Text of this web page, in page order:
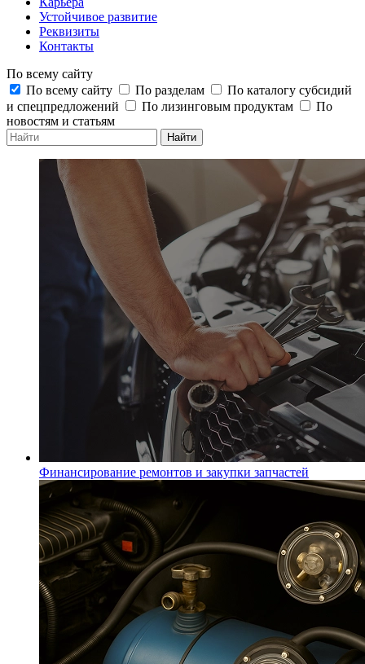
Устойчивое развитие
Реквизиты
Контакты
По всему сайту
По всему сайту
По разделам
По каталогу субсидий
и спецпредложений
По лизинговым продуктам
По
новостям и статьям
Найти
Финансирование ремонтов и закупки запчастей